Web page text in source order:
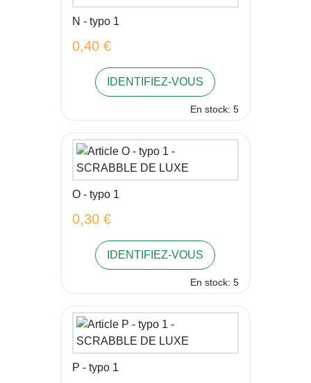
N - typo 1
0,40 €
IDENTIFIEZ-VOUS
En stock: 5
O - typo 1
0,30 €
IDENTIFIEZ-VOUS
En stock: 5
P - typo 1